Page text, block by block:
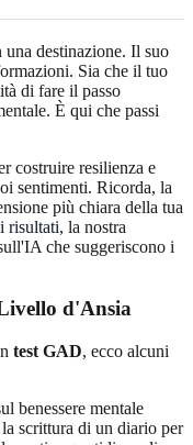
destinazione. Il suo
Sia che il tuo
di fare il passo
È qui che passi
costruire resilienza e
sentimenti. Ricorda, la
più chiara della tua
risultati, la nostra
che suggeriscono i
d'Ansia
test GAD, ecco alcuni
benessere mentale
scrittura di un diario per